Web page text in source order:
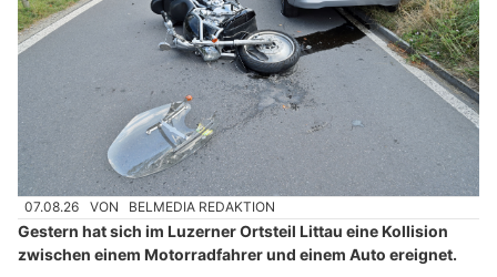
07.08.26 VON BELMEDIA REDAKTION
Gestern hat sich im Luzerner Ortsteil Littau eine Kollision
zwischen einem Motorradfahrer und einem Auto ereignet.